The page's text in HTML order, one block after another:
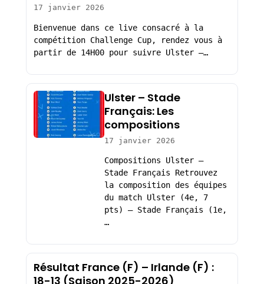
17 janvier 2026
Bienvenue dans ce live consacré à la
compétition Challenge Cup, rendez vous à
partir de 14H00 pour suivre Ulster –…
Ulster – Stade
Français: Les
compositions
17 janvier 2026
Compositions Ulster –
Stade Français Retrouvez
la composition des équipes
du match Ulster (4e, 7
pts) – Stade Français (1e,
…
Résultat France (F) – Irlande (F) :
18-13 (Saison 2025-2026)